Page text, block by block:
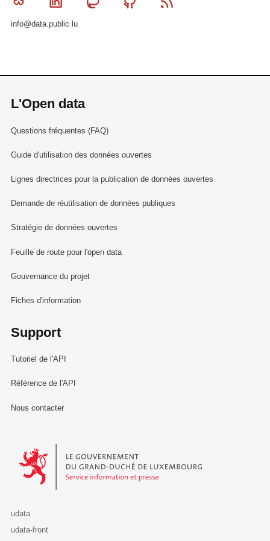
info@data.public.lu
L'Open data
Questions fréquentes (FAQ)
Guide d'utilisation des données ouvertes
Lignes directrices pour la publication de données ouvertes
Demande de réutilisation de données publiques
Stratégie de données ouvertes
Feuille de route pour l'open data
Gouvernance du projet
Fiches d'information
Support
Tutoriel de l'API
Référence de l'API
Nous contacter
Le Gouvernement du Grand-Duché de Luxembourg - Service
udata
udata-front